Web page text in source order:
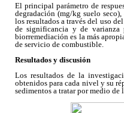
El principal parámetro de
degradación (mg/kg suelo
los resultados a través del uso
de significancia y de varianza
biorremediación es la más
de servicio de combustible.
Resultados y discusión
Los resultados de la
obtenidos para cada nivel y su
sedimentos a tratar por medio